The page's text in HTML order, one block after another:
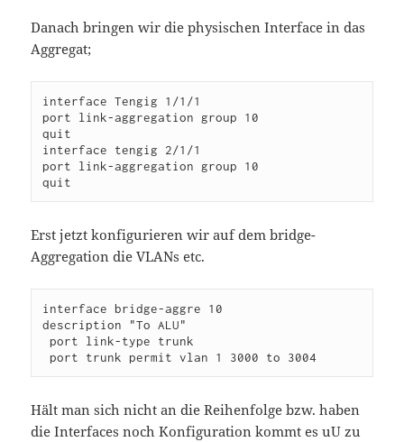
Danach bringen wir die physischen Interface in das
Aggregat;
interface Tengig 1/1/1
port link-aggregation group 10
quit
interface tengig 2/1/1
port link-aggregation group 10
Erst jetzt konfigurieren wir auf dem bridge-
Aggregation die VLANs etc.
interface bridge-aggre 10
description "To ALU"
Hält man sich nicht an die Reihenfolge bzw. haben
die Interfaces noch Konfiguration kommt es uU zu